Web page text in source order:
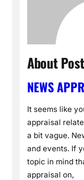
About
NEWS
It seems like
appraisal
a bit vague.
and events. If
topic in mind
appraisal on,